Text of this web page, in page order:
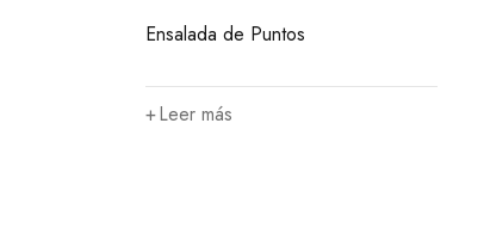
Ensalada de Puntos
Leer más